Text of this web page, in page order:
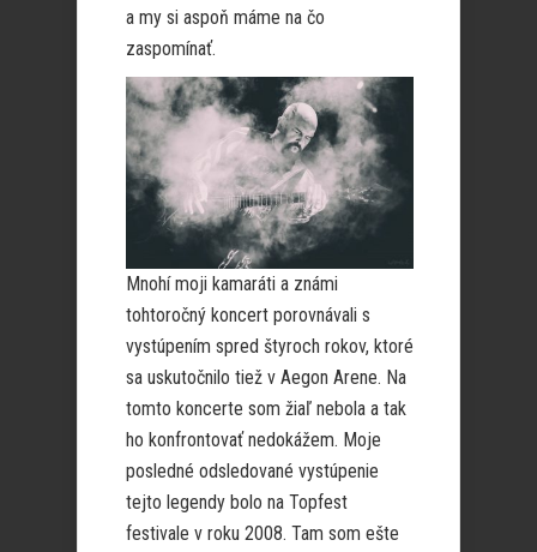
a my si aspoň máme na čo
zaspomínať.
Mnohí moji kamaráti a známi
tohtoročný koncert porovnávali s
vystúpením spred štyroch rokov, ktoré
sa uskutočnilo tiež v Aegon Arene. Na
tomto koncerte som žiaľ nebola a tak
ho konfrontovať nedokážem. Moje
posledné odsledované vystúpenie
tejto legendy bolo na Topfest
festivale v roku 2008. Tam som ešte